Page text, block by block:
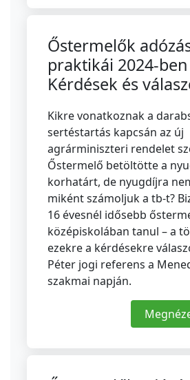
Őstermelők
praktikái 2024-ben
Kérdések és
Kikre vonatkoznak a
sertéstartás kapcsán az új
agrárminiszteri rendelet
Őstermelő betöltötte a
korhatárt, de nyugdíjra
miként számoljuk a tb-t?
16 évesnél idősebb
középiskolában tanul – a
ezekre a kérdésekre
Péter jogi referens a
szakmai napján.